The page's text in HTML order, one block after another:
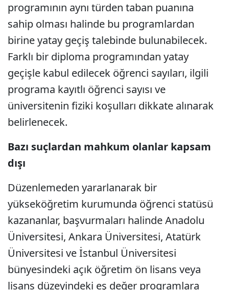
programının aynı türden taban puanına
sahip olması halinde bu programlardan
birine yatay geçiş talebinde bulunabilecek.
Farklı bir diploma programından yatay
geçişle kabul edilecek öğrenci sayıları, ilgili
programa kayıtlı öğrenci sayısı ve
üniversitenin fiziki koşulları dikkate alınarak
belirlenecek.
Bazı suçlardan mahkum olanlar kapsam
dışı
Düzenlemeden yararlanarak bir
yükseköğretim kurumunda öğrenci statüsü
kazananlar, başvurmaları halinde Anadolu
Üniversitesi, Ankara Üniversitesi, Atatürk
Üniversitesi ve İstanbul Üniversitesi
bünyesindeki açık öğretim ön lisans veya
lisans düzeyindeki eş değer programlara